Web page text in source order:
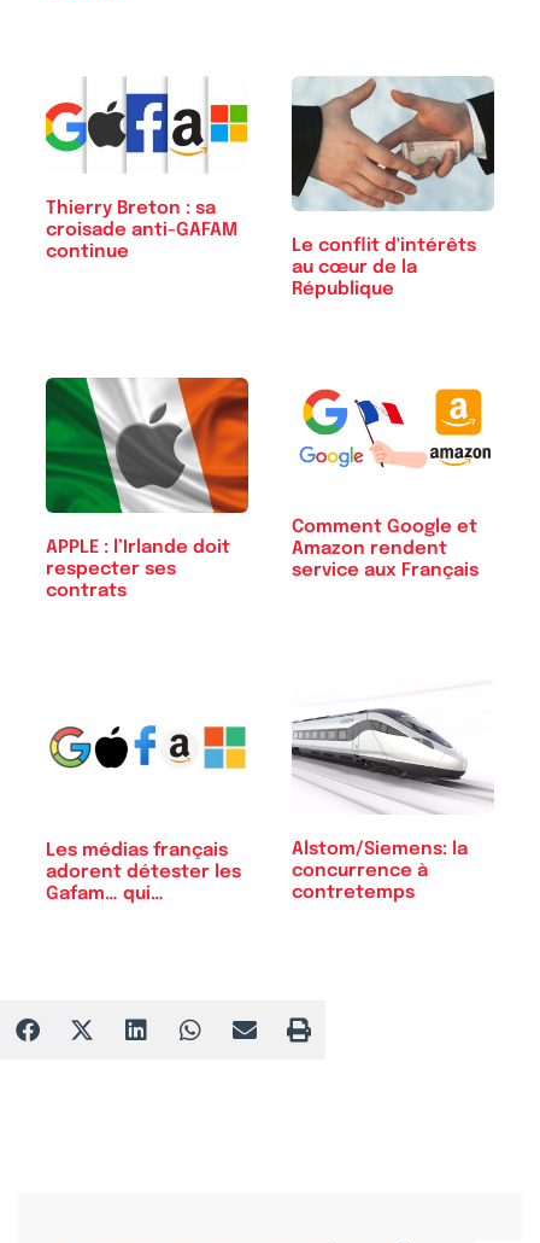
Thierry Breton : sa
croisade anti-GAFAM
continue
Le conflit d'intérêts
au cœur de la
République
APPLE : l’Irlande doit
respecter ses
contrats
Comment Google et
Amazon rendent
service aux Français
Les médias français
adorent détester les
Gafam… qui…
Alstom/Siemens: la
concurrence à
contretemps